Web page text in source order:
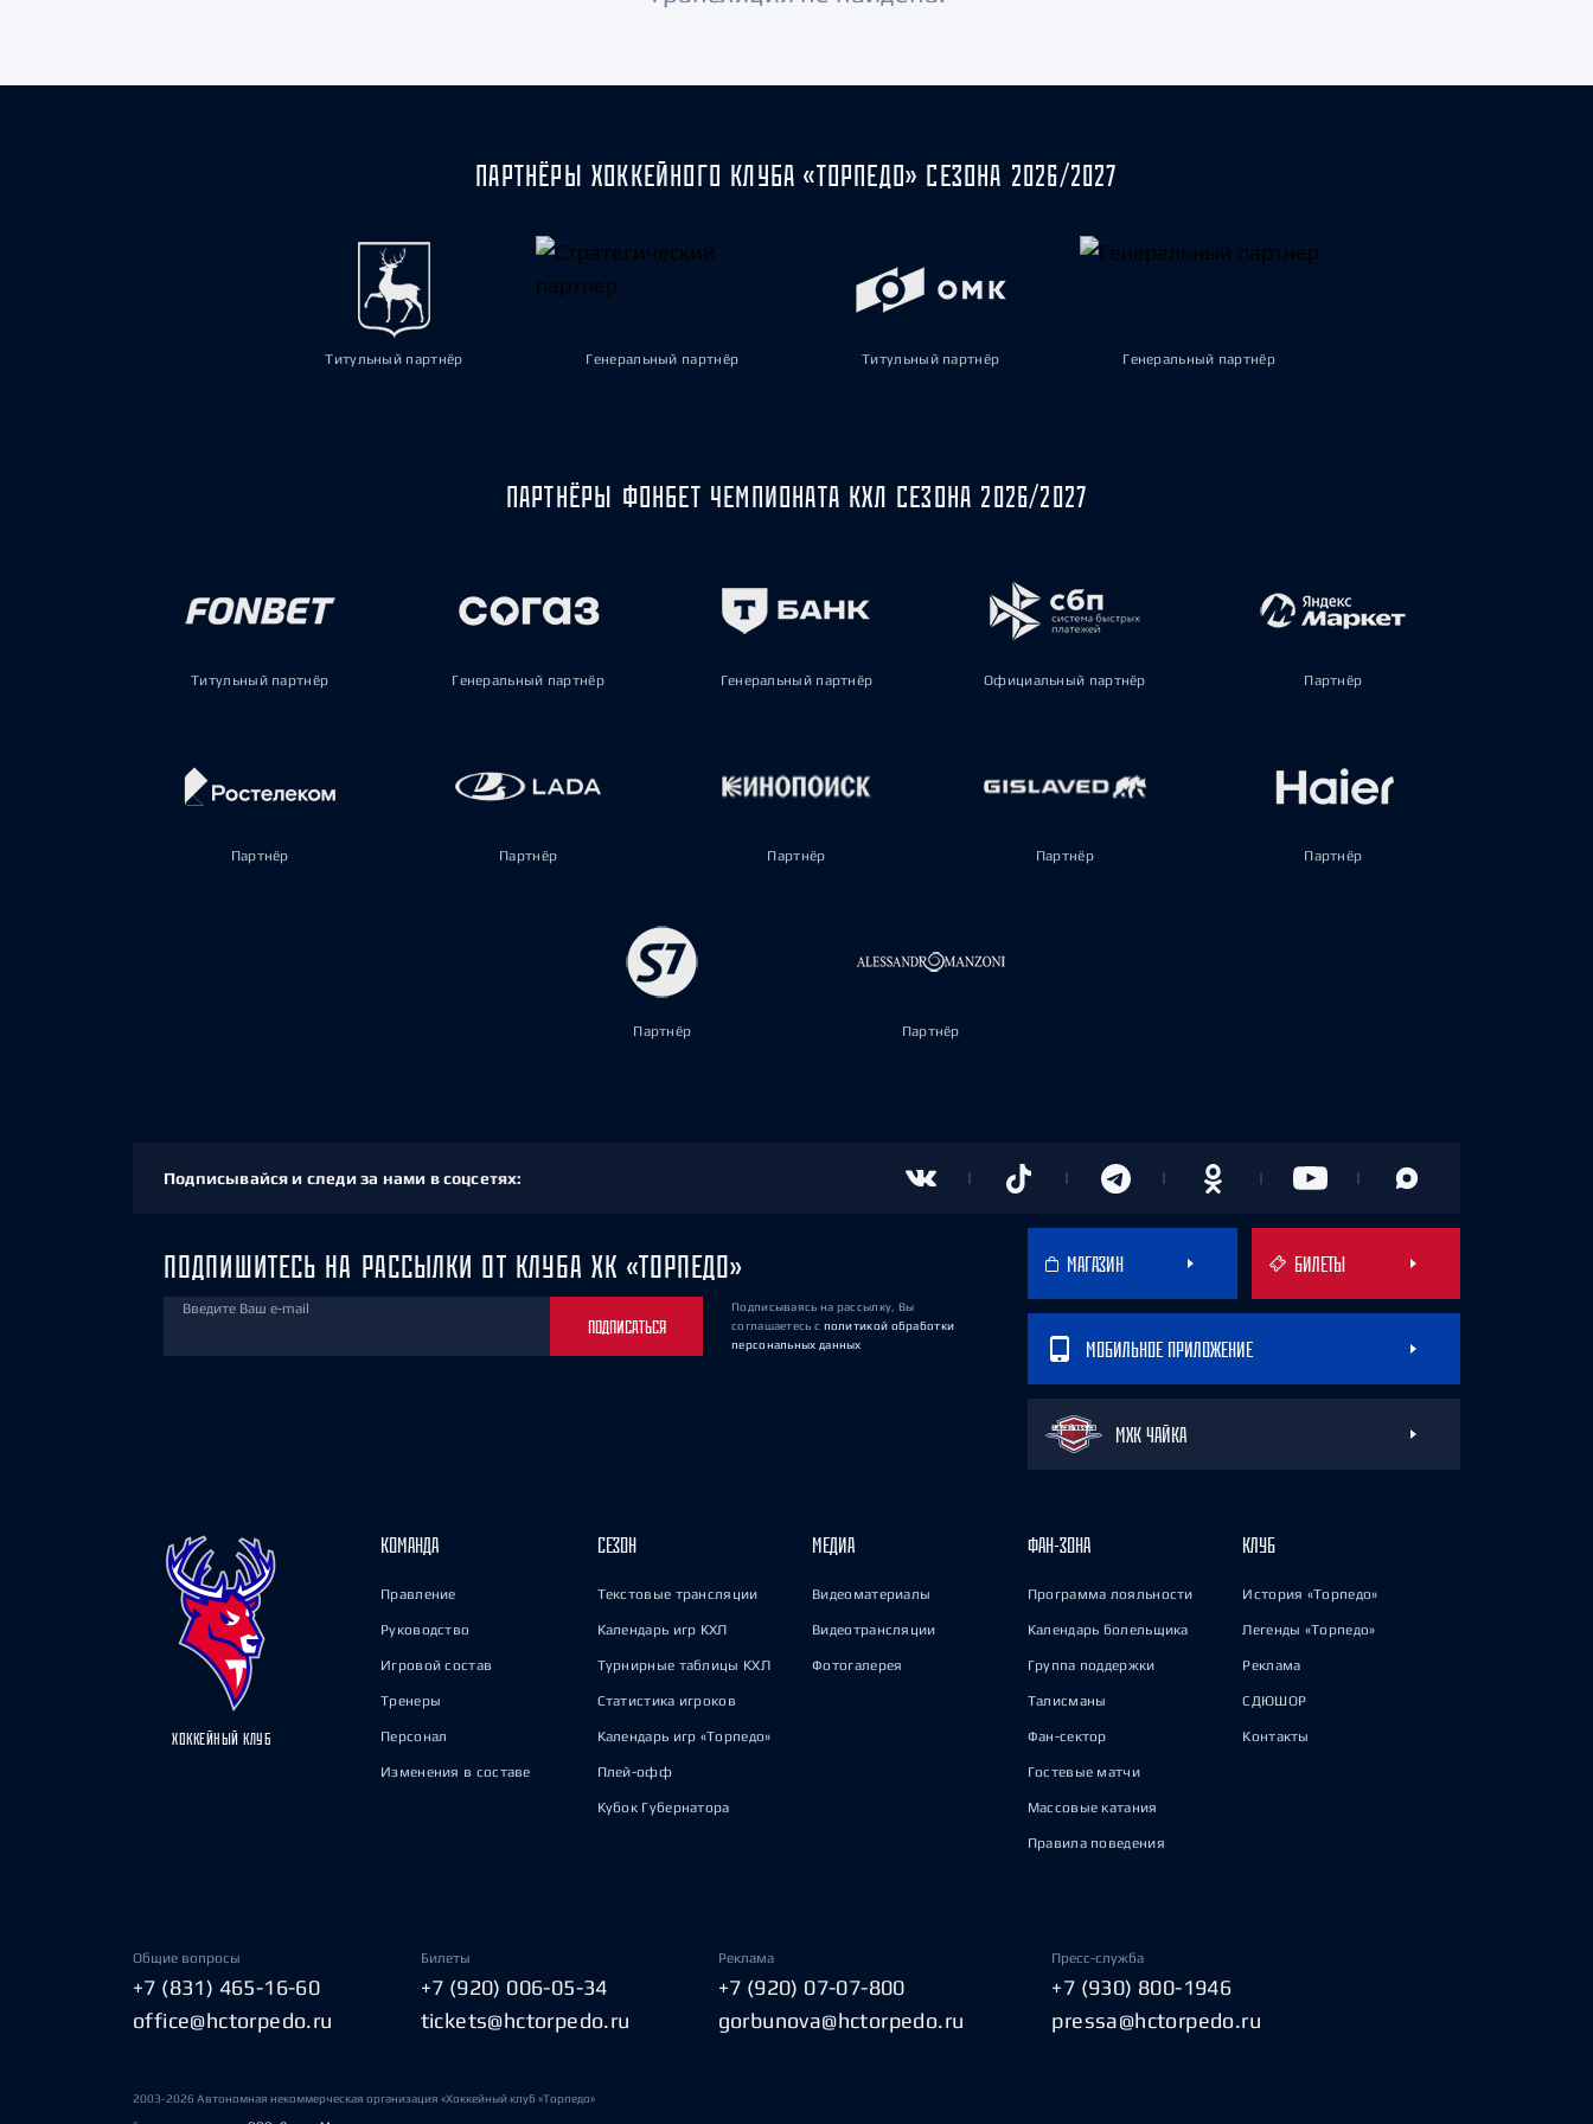
ЦСКА Салават Юлаев
ПАРТНЁРЫ ХОККЕЙНОГО КЛУБА «ТОРПЕДО» СЕЗОНА 2026/2027
Титульный партнёр Генеральный партнёр Титульный партнёр Генеральный партнёр
ПАРТНЁРЫ ФОНБЕТ ЧЕМПИОНАТА КХЛ СЕЗОНА 2026/2027
Титульный партнёр Генеральный партнёр Генеральный партнёр Официальный партнёр Партнёр
Партнёр Партнёр Партнёр Партнёр Партнёр
Партнёр Партнёр
Подписывайся и следи за нами в соцсетях:
ПОДПИШИТЕСЬ НА РАССЫЛКИ ОТ КЛУБА ХК «ТОРПЕДО»
Введите Ваш e-mail
ПОДПИСАТЬСЯ
Подписываясь на рассылку, Вы
соглашаетесь с политикой обработки
персональных данных
МАГАЗИН БИЛЕТЫ
МОБИЛЬНОЕ ПРИЛОЖЕНИЕ
МХК ЧАЙКА
ХОККЕЙНЫЙ КЛУБ
КОМАНДА
Правление
Руководство
Игровой состав
Тренеры
Персонал
Изменения в составе
СЕЗОН
Текстовые трансляции
Календарь игр КХЛ
Турнирные таблицы КХЛ
Статистика игроков
Календарь игр «Торпедо»
Плей-офф
Кубок Губернатора
МЕДИА
Видеоматериалы
Видеотрансляции
Фотогалерея
ФАН-ЗОНА
Программа лояльности
Календарь болельщика
Группа поддержки
Талисманы
Фан-сектор
Гостевые матчи
Массовые катания
Правила поведения
КЛУБ
История «Торпедо»
Легенды «Торпедо»
Реклама
СДЮШОР
Контакты
Общие вопросы
+7 (831) 465-16-60
office@hctorpedo.ru
Билеты
+7 (920) 006-05-34
tickets@hctorpedo.ru
Реклама
+7 (920) 07-07-800
gorbunova@hctorpedo.ru
Пресс-служба
+7 (930) 800-1946
pressa@hctorpedo.ru
2003-2026 Автономная некоммерческая организация «Хоккейный клуб «Торпедо»